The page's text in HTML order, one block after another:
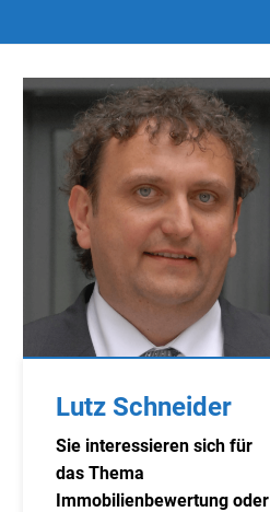
Lutz Schneider
Sie interessieren sich für
das Thema
Immobilienbewertung oder